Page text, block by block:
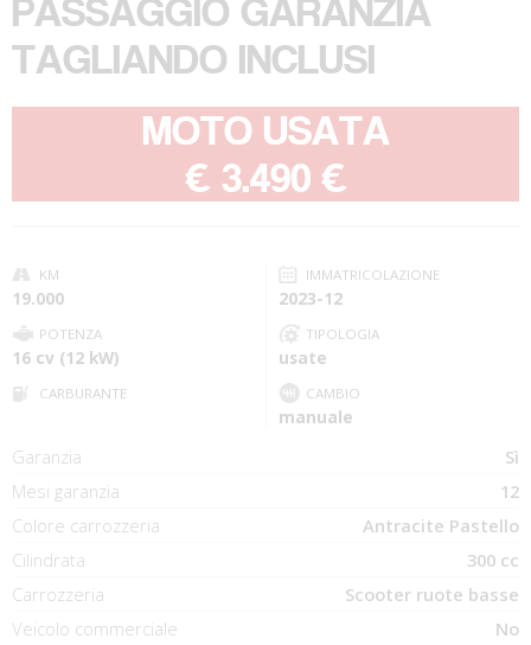
PASSAGGIO GARANZIA
TAGLIANDO INCLUSI
MOTO USATA
€ 3.490 €
KM
19.000
IMMATRICOLAZIONE
2023-12
POTENZA
16 cv (12 kW)
TIPOLOGIA
usate
CARBURANTE CAMBIO
manuale
Garanzia
Sì
Mesi garanzia
12
Colore carrozzeria
Antracite Pastello
Cilindrata
300 cc
Carrozzeria
Scooter ruote basse
Veicolo commerciale
No